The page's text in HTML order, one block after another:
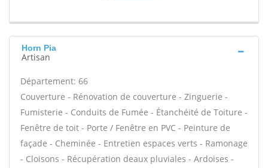
Horn Pia
Artisan
Département: 66
Couverture - Rénovation de couverture - Zinguerie -
Fumisterie - Conduits de Fumée - Étanchéité de Toiture -
Fenêtre de toit - Porte / Fenêtre en PVC - Peinture de
façade - Cheminée - Entretien espaces verts - Ramonage
- Cloisons - Récupération deaux pluviales - Ardoises -